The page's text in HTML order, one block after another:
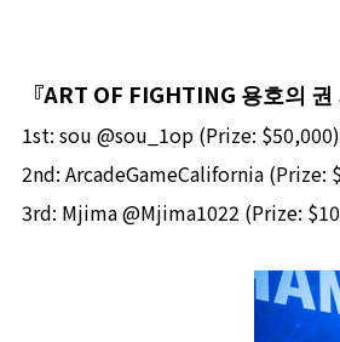
『ART OF FIGHTING 용호의
1st: sou @sou_1op (Prize: $50,000)
2nd: ArcadeGameCalifornia (Prize:
3rd: Mjima @Mjima1022 (Prize: